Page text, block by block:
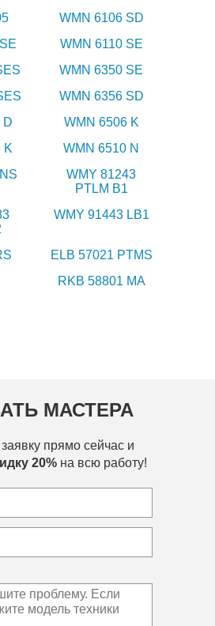
WMN 6106 SD
WMN 6110 SE
WMN 6350 SE
WMN 6356 SD
D
WMN 6506 K
K
WMN 6510 N
WMY 81243
PTLM B1
WMY 91443 LB1
ELB 57021 PTMS
RKB 58801 MA
МАСТЕРА
прямо сейчас и
20% на всю работу!